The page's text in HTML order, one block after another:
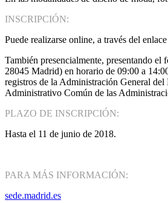
INSCRIPCIÓN:
Puede realizarse online, a través del
También presencialmente, presentando
28045 Madrid) en horario de 09:00 a
registros de la Administración General
Administrativo Común de las
PLAZO DE INSCRIPCIÓN:
Hasta el 11 de junio de 2018.
PARA MÁS INFORMACIÓN:
sede.madrid.es